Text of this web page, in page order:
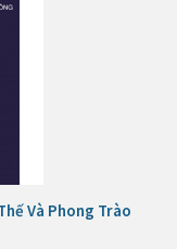
Và Phong Trào